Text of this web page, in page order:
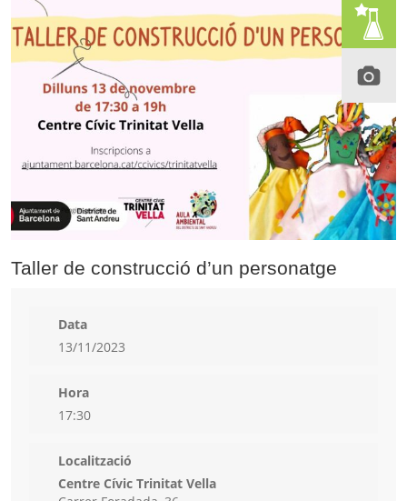
Taller de construcció d’un personatge
Data
13/11/2023
Hora
17:30
Localització
Centre Cívic Trinitat Vella